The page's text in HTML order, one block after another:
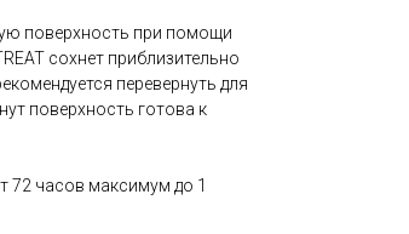
поверхность при помощи
сохнет приблизительно
перевернуть для
поверхность готова к
72 часов максимум до 1